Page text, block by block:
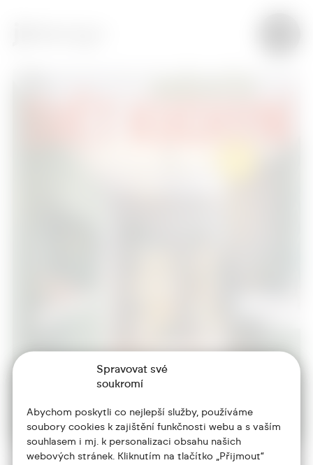
Spravovat své
soukromí
Abychom poskytli co nejlepší služby, používáme
soubory cookies k zajištění funkčnosti webu a s vaším
souhlasem i mj. k personalizaci obsahu našich
webových stránek. Kliknutím na tlačítko „Přijmout“